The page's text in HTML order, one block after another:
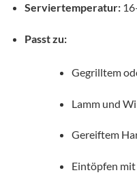
Serviertemperatur:
Passt zu:
Gegrilltem
Lamm und
Gereiftem
Eintöpfen